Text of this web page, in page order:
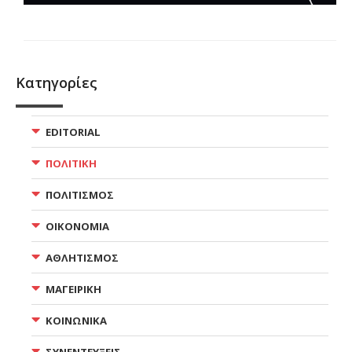
Κατηγορίες
EDITORIAL
ΠΟΛΙΤΙΚΗ
ΠΟΛΙΤΙΣΜΟΣ
ΟΙΚΟΝΟΜΙΑ
ΑΘΛΗΤΙΣΜΟΣ
ΜΑΓΕΙΡΙΚΗ
ΚΟΙΝΩΝΙΚΑ